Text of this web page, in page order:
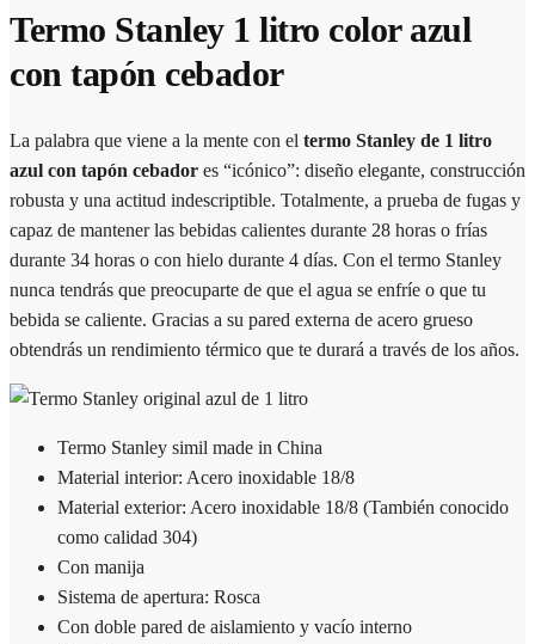
Termo Stanley 1 litro color azul
con tapón cebador
La palabra que viene a la mente con el termo Stanley de 1 litro
azul con tapón cebador es “icónico”: diseño elegante, construcción
robusta y una actitud indescriptible. Totalmente, a prueba de fugas y
capaz de mantener las bebidas calientes durante 28 horas o frías
durante 34 horas o con hielo durante 4 días. Con el termo Stanley
nunca tendrás que preocuparte de que el agua se enfríe o que tu
bebida se caliente. Gracias a su pared externa de acero grueso
obtendrás un rendimiento térmico que te durará a través de los años.
Termo Stanley simil made in China
Material interior: Acero inoxidable 18/8
Material exterior: Acero inoxidable 18/8 (También conocido
como calidad 304)
Con manija
Sistema de apertura: Rosca
Con doble pared de aislamiento y vacío interno